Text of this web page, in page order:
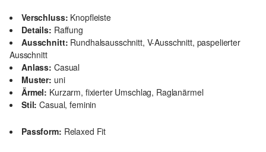
Verschluss: Knopfleiste
Details: Raffung
Ausschnitt: Rundhalsausschnitt, V-Ausschnitt, paspelierter
Ausschnitt
Anlass: Casual
Muster: uni
Ärmel: Kurzarm, fixierter Umschlag, Raglanärmel
Stil: Casual, feminin
Passform: Relaxed Fit